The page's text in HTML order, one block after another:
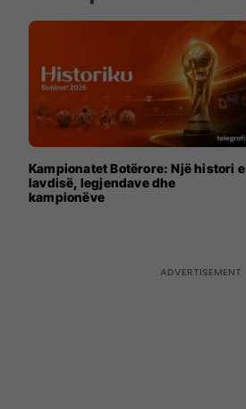
Kampionatet Botërore: Një histori e
lavdisë, legjendave dhe
kampionëve